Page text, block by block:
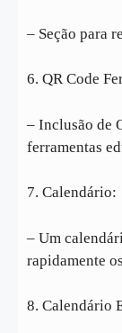
– Seção para
6. QR Code
– Inclusão de
ferramentas
7. Calendário:
– Um
rapidamente
8. Calendário